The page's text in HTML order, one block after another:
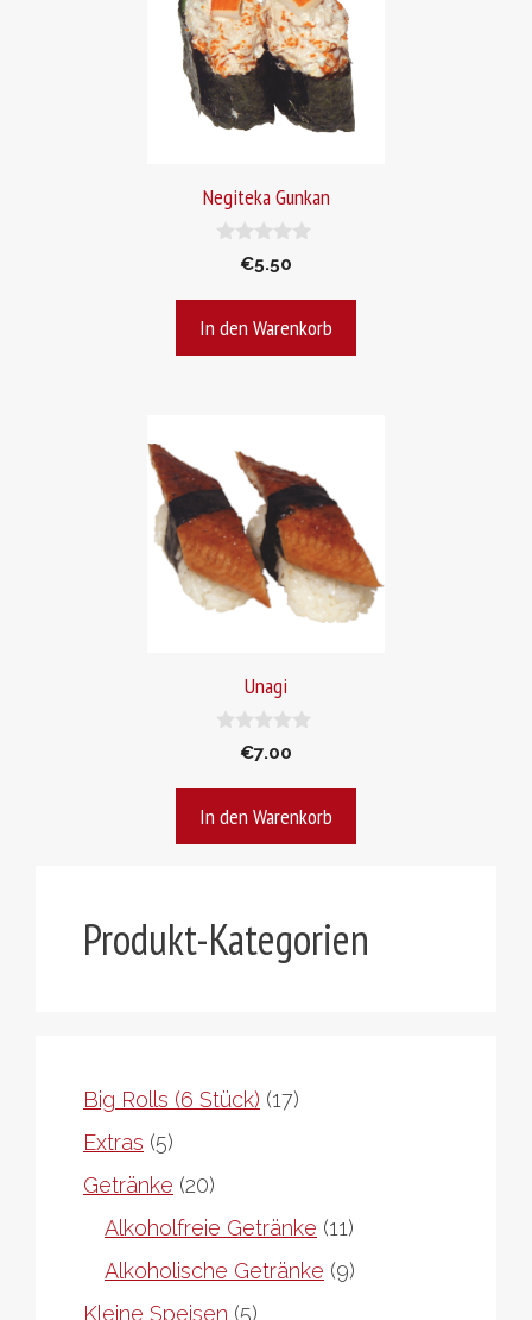
Negiteka Gunkan
5
€5.50
In den Warenkorb
Unagi
5
€7.00
In den Warenkorb
Produkt-Kategorien
Big Rolls (6 Stück) 1717
Extras 55
Produkte
Getränke 2020
Produkte
Alkoholfreie Getränke 1111
Produkte
Alkoholische Getränke 99
Kleine Speisen 55